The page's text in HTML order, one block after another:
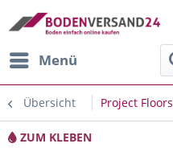
Menü
Übersicht Project Floors
ZUM KLEBEN